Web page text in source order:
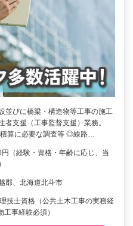
並びに橋梁・構造物等工事の施工
者支援（工事監督支援）業務。
積算に必要な調査等 ◎線路…
（経験・資格・年齢に応じ、当
郡、北海道北斗市
技士資格（公共土木工事の実務経
事経験必須）